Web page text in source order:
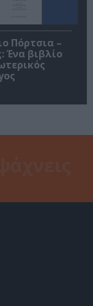
Πόρτσια –
Ένα βιβλίο